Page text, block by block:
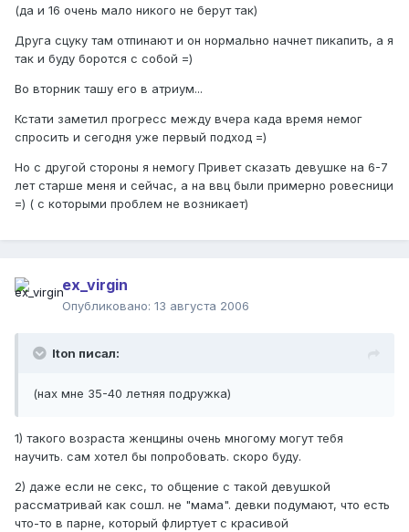
(да и 16 очень мало никого не берут так)
Друга сцуку там отпинают и он нормально начнет пикапить, а я
так и буду боротся с собой =)
Во вторник ташу его в атриум...
Кстати заметил прогресс между вчера када время немог
спросить и сегодня уже первый подход =)
Но с другой стороны я немогу Привет сказать девушке на 6-7
лет старше меня и сейчас, а на ввц были примерно ровесници
=) ( с которыми проблем не возникает)
ex_virgin
Опубликовано: 13 августа 2006
Iton писал:
(нах мне 35-40 летняя подружка)
1) такого возраста женщины очень многому могут тебя
научить. сам хотел бы попробовать. скоро буду.
2) даже если не секс, то общение с такой девушкой
рассматривай как сошл. не "мама". девки подумают, что есть
что-то в парне, который флиртует с красивой